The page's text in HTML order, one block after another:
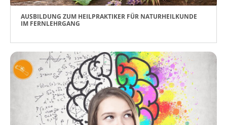
AUSBILDUNG ZUM HEILPRAKTIKER FÜR NATURHEILKUNDE
IM FERNLEHRGANG